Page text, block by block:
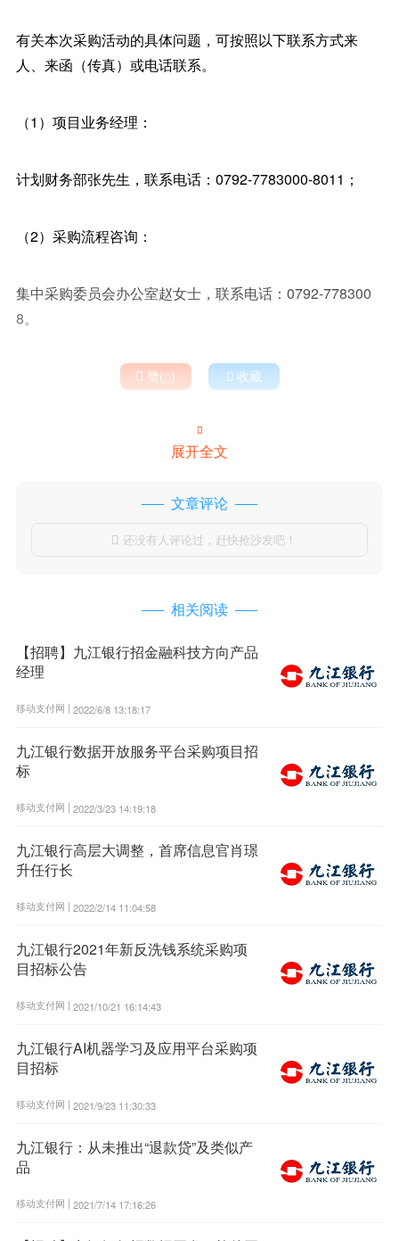
有关本次采购活动的具体问题，可按照以下联系方式来
人、来函（传真）或电话联系。
（1）项目业务经理：
计划财务部张先生，联系电话：0792-7783000-8011；
（2）采购流程咨询：
集中采购委员会办公室赵女士，联系电话：0792-778300
8。
 赞()  收藏

展开全文
文章评论
 还没有人评论过，赶快抢沙发吧！
相关阅读
【招聘】九江银行招金融科技方向产品
经理
移动支付网 | 2022/6/8 13:18:17
九江银行数据开放服务平台采购项目招
标
移动支付网 | 2022/3/23 14:19:18
九江银行高层大调整，首席信息官肖璟
升任行长
移动支付网 | 2022/2/14 11:04:58
九江银行2021年新反洗钱系统采购项
目招标公告
移动支付网 | 2021/10/21 16:14:43
九江银行AI机器学习及应用平台采购项
目招标
移动支付网 | 2021/9/23 11:30:33
九江银行：从未推出“退款贷”及类似产
品
移动支付网 | 2021/7/14 17:16:26